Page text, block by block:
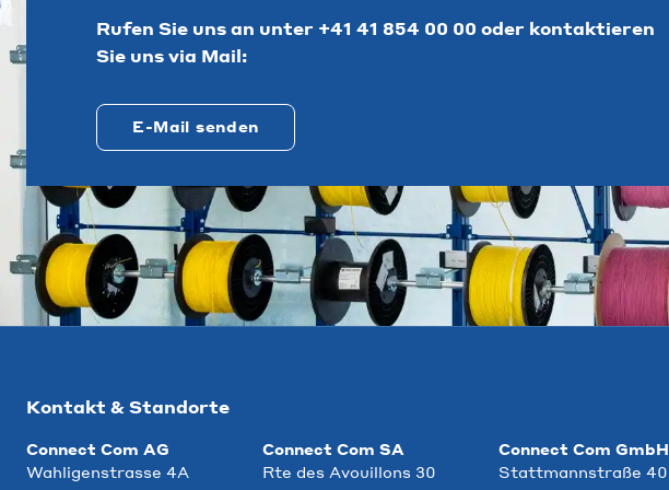
Rufen Sie uns an unter +41 41 854 00 00 oder kontaktieren
Sie uns via Mail:
E-Mail senden
Kontakt & Standorte
Connect Com AG
Wahligenstrasse 4A
Connect Com SA
Rte des Avouillons 30
Connect Com GmbH
Stattmannstraße 40